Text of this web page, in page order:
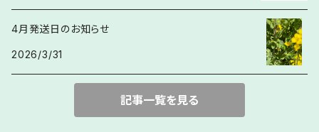
4月発送日のお知らせ
2026/3/31
記事一覧を見る